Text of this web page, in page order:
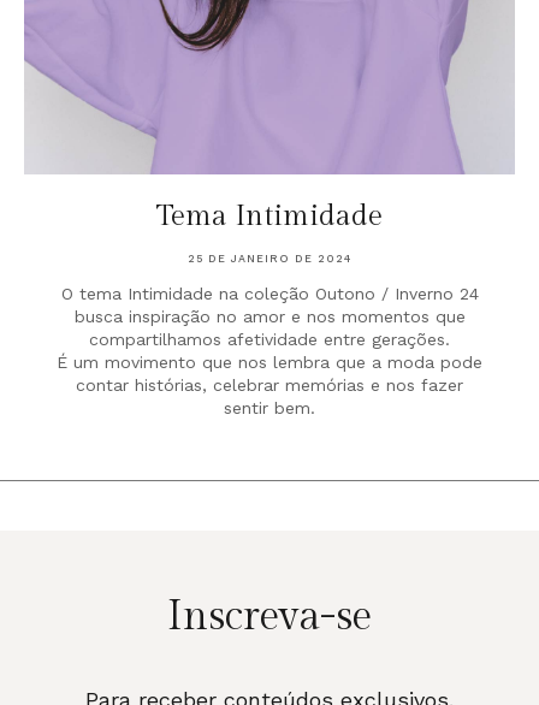
Tema Intimidade
25 DE JANEIRO DE 2024
O tema Intimidade na coleção Outono / Inverno 24
busca inspiração no amor e nos momentos que
compartilhamos afetividade entre gerações.
É um movimento que nos lembra que a moda pode
contar histórias, celebrar memórias e nos fazer
sentir bem.
Inscreva-se
Para receber conteúdos exclusivos.